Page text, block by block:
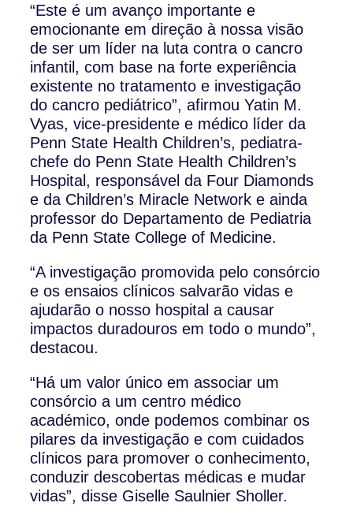
“Este é um avanço importante e
emocionante em direção à nossa visão
de ser um líder na luta contra o cancro
infantil, com base na forte experiência
existente no tratamento e investigação
do cancro pediátrico”, afirmou Yatin M.
Vyas, vice-presidente e médico líder da
Penn State Health Children’s, pediatra-
chefe do Penn State Health Children’s
Hospital, responsável da Four Diamonds
e da Children’s Miracle Network e ainda
professor do Departamento de Pediatria
da Penn State College of Medicine.
“A investigação promovida pelo consórcio
e os ensaios clínicos salvarão vidas e
ajudarão o nosso hospital a causar
impactos duradouros em todo o mundo”,
destacou.
“Há um valor único em associar um
consórcio a um centro médico
académico, onde podemos combinar os
pilares da investigação e com cuidados
clínicos para promover o conhecimento,
conduzir descobertas médicas e mudar
vidas”, disse Giselle Saulnier Sholler.